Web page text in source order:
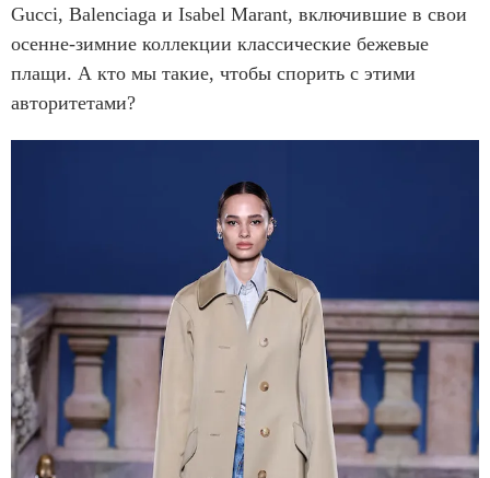
Gucci, Balenciaga и Isabel Marant, включившие в свои
осенне-зимние коллекции классические бежевые
плащи. А кто мы такие, чтобы спорить с этими
авторитетами?